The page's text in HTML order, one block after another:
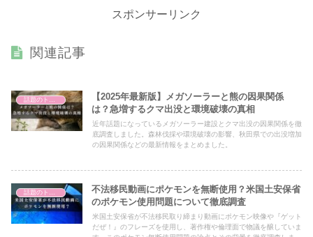
スポンサーリンク
関連記事
話題のトピック
【2025年最新版】メガソーラーと熊の因果関係
は？急増するクマ出没と環境破壊の真相
近年話題になっているメガソーラー建設とクマ出没の因果関係を徹
底調査しました。森林伐採や環境破壊の影響、秋田県での出没増加
の因果関係などの最新情報をまとめました。
話題のトピック
不法移民動画にポケモンを無断使用？米国土安保省
のポケモン使用問題について徹底調査
米国土安保省が不法移民取り締まり動画にポケモン映像や『ゲット
だぜ！』のフレーズを使用し、著作権や倫理面で物議を醸していま